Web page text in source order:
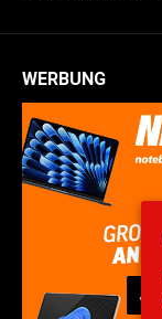
WERBUNG